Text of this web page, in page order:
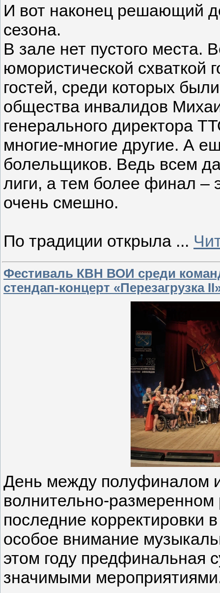
И вот наконец решающий
сезона.
В зале нет пустого места.
юмористической схваткой
гостей, среди которых
общества инвалидов
генерального директора
многие-многие другие. А
болельщиков. Ведь всем
лиги, а тем более финал –
очень смешно.
По традиции открыла ...
Фестиваль КВН ВОИ среди
стендап-концерт «Перезагрузка
День между полуфиналом
волнительно-
последние корректировки
особое внимание
этом году предфинальная
значимыми